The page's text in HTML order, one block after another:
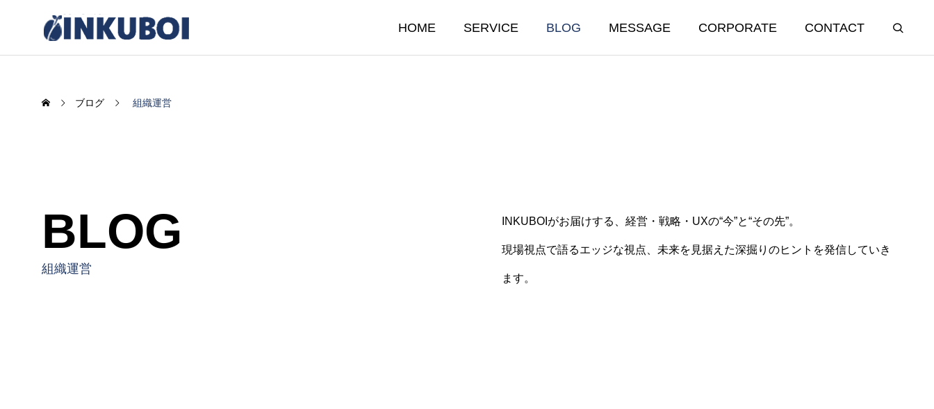
HOME SERVICE BLOG MESSAGE CORPORATE CONTACT
感情UXの臨界点
2025.12.12
なぜ“INKUBOI”という社名にした
「こんな機能が欲しい」と言われ
ブログ 組織運営
BLOG
組織運営
INKUBOIがお届けする、経営・戦略・UXの“今”と“その先”。
現場視点で語るエッジな視点、未来を見据えた深掘りのヒントを発信していき
ます。